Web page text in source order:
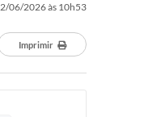
06/2026 às 10h53
Imprimir